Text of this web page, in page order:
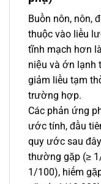
Buồn nôn, nôn,
thuộc vào liều
tĩnh mạch hơn
niệu và ớn lạnh
giảm liều tạm
trường hợp.
Các phản ứng
ước tính, đầu
quy ước sau
thường gặp (≥
1/100), hiếm